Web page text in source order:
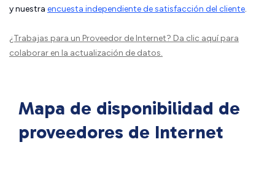
y nuestra encuesta independiente de satisfacción del cliente.
¿Trabajas para un Proveedor de Internet? Da clic aquípara
colaborar en la actualización de datos.
Mapa de disponibilidad de
proveedores de Internet